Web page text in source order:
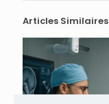
Articles Similaires